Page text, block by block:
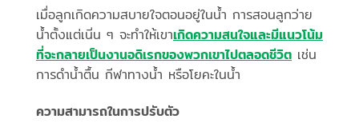
เมื่อลูกเกิดความสบายใจตอนอยู่ในน้ำ การสอนลูกว่าย
น้ำตั้งแต่เนิ่น ๆ จะทำให้เขาเกิดความสนใจและมีแนวโน้ม
ที่จะกลายเป็นงานอดิเรกของพวกเขาไปตลอดชีวิต เช่น
การดำน้ำตื้น กีฬาทางน้ำ หรือโยคะในน้ำ
ความสามารถในการปรับตัว